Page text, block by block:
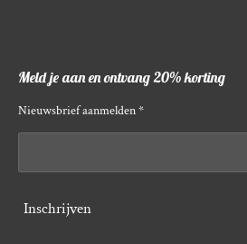
Meld je aan en ontvang 20% korting
Nieuwsbrief aanmelden *
Inschrijven